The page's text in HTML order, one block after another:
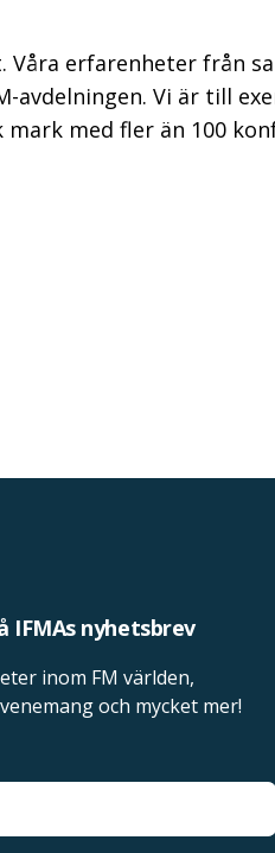
erfarenheter från
avdelningen. Vi är till
med fler än 100
IFMAs nyhetsbrev
inom FM världen,
och mycket mer!